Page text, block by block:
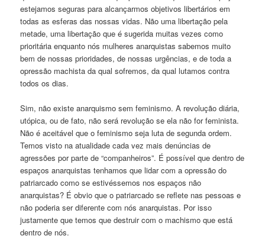
estejamos seguras para alcançarmos objetivos libertários em
todas as esferas das nossas vidas. Não uma libertação pela
metade, uma libertação que é sugerida muitas vezes como
prioritária enquanto nós mulheres anarquistas sabemos muito
bem de nossas prioridades, de nossas urgências, e de toda a
opressão machista da qual sofremos, da qual lutamos contra
todos os dias.
Sim, não existe anarquismo sem feminismo. A revolução diária,
utópica, ou de fato, não será revolução se ela não for feminista.
Não é aceitável que o feminismo seja luta de segunda ordem.
Temos visto na atualidade cada vez mais denúncias de
agressões por parte de “companheiros”. É possível que dentro de
espaços anarquistas tenhamos que lidar com a opressão do
patriarcado como se estivéssemos nos espaços não
anarquistas? É obvio que o patriarcado se reflete nas pessoas e
não poderia ser diferente com nós anarquistas. Por isso
justamente que temos que destruir com o machismo que está
dentro de nós.